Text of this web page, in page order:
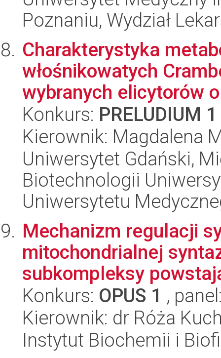
Poznaniu, Wydział
Charakterystyka
włośnikowatych
wybranych elicytorów
Konkurs: PRELUDIUM 1
Kierownik: Magdalena
Uniwersytet Gdański,
Biotechnologii
Uniwersytetu
Mechanizm regulacji
mitochondrialnej
subkompleksy
Konkurs: OPUS 1 ,
Kierownik: dr Róża
Instytut Biochemii i